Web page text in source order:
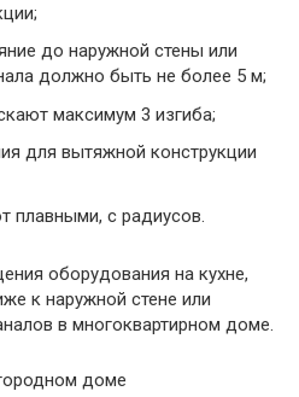
до наружной стены или
должно быть не более 5 м;
максимум 3 изгиба;
для вытяжной конструкции
плавными, с радиусов.
оборудования на кухне,
к наружной стене или
в многоквартирном доме.
доме